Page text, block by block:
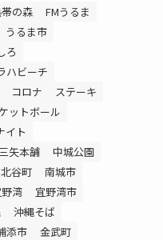
の森
FMうるま
うるま市
ろ
ハビーチ
コロナ
ステーキ
ットボール
イト
矢本舗
中城公園
北谷町
南城市
湾
宜野湾市
沖縄そば
添市
金武町